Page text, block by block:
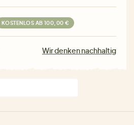
KOSTENLOS AB 100,00 €
Wir denken nachhaltig